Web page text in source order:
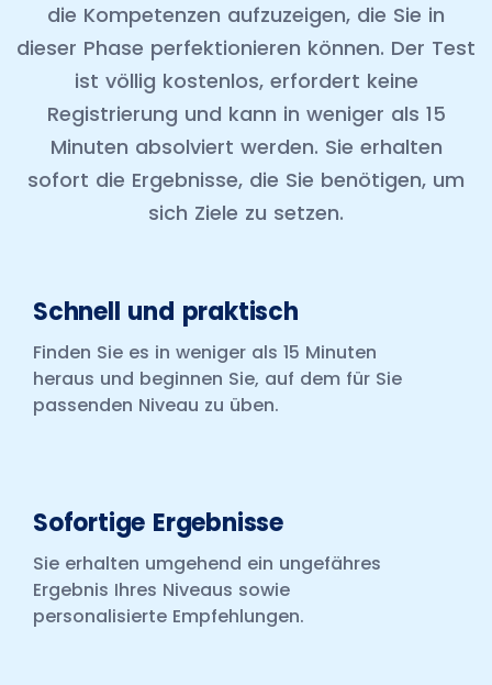
die Kompetenzen aufzuzeigen, die Sie in
dieser Phase perfektionieren können. Der Test
ist völlig kostenlos, erfordert keine
Registrierung und kann in weniger als 15
Minuten absolviert werden. Sie erhalten
sofort die Ergebnisse, die Sie benötigen, um
sich Ziele zu setzen.
Schnell und praktisch
Finden Sie es in weniger als 15 Minuten
heraus und beginnen Sie, auf dem für Sie
passenden Niveau zu üben.
Sofortige Ergebnisse
Sie erhalten umgehend ein ungefähres
Ergebnis Ihres Niveaus sowie
personalisierte Empfehlungen.